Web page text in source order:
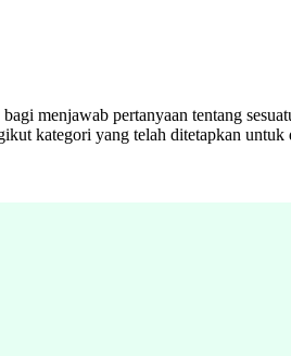
menjawab pertanyaan tentang
kategori yang telah ditetapkan